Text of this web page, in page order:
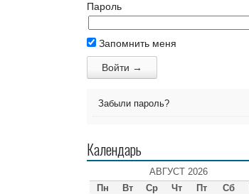
Пароль
Запомнить меня
Забыли пароль?
Календарь
АВГУСТ 2026
Пн
Вт Ср Чт Пт Сб